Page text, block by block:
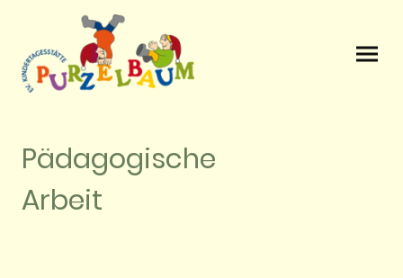
Pädagogische
Arbeit